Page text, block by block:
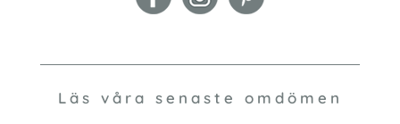
Läs våra senaste omdömen